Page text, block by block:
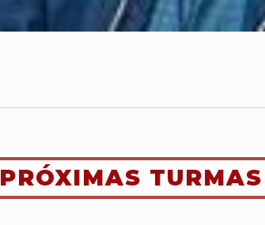
PRÓXIMAS TURMAS